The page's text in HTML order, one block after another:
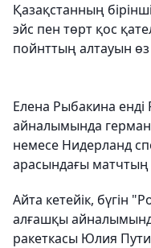
Қазақстанның
эйс пен төрт қос
пойнттың алтауын
Елена Рыбакина енді
айналымында
немесе Нидерланд
арасындағы
Айта кетейік, бүгін
алғашқы
ракеткасы Юлия